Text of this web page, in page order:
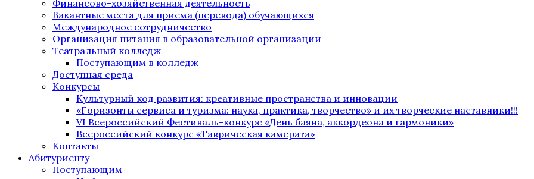
Финансово-хозяйственная деятельность
Вакантные места для приема (перевода) обучающихся
Международное сотрудничество
Организация питания в образовательной организации
Театральный колледж
Поступающим в колледж
Доступная среда
Конкурсы
Культурный код развития: креативные пространства и инновации
«Горизонты сервиса и туризма: наука, практика, творчество» и их творческие наставники!!!
VI Всероссийский Фестиваль-конкурс «День баяна, аккордеона и гармоники»
Всероссийский конкурс «Таврическая камерата»
Контакты
Абитуриенту
Поступающим